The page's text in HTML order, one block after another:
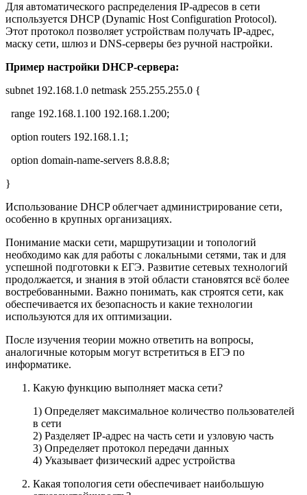
Для автоматического распределения IP-адресов в сети
используется DHCP (Dynamic Host Configuration Protocol).
Этот протокол позволяет устройствам получать IP-адрес,
маску сети, шлюз и DNS-серверы без ручной настройки.
Пример настройки DHCP-сервера:
subnet 192.168.1.0 netmask 255.255.255.0 {
range 192.168.1.100 192.168.1.200;
option routers 192.168.1.1;
option domain-name-servers 8.8.8.8;
}
Использование DHCP облегчает администрирование сети,
особенно в крупных организациях.
Понимание маски сети, маршрутизации и топологий
необходимо как для работы с локальными сетями, так и для
успешной подготовки к ЕГЭ. Развитие сетевых технологий
продолжается, и знания в этой области становятся всё более
востребованными. Важно понимать, как строятся сети, как
обеспечивается их безопасность и какие технологии
используются для их оптимизации.
После изучения теории можно ответить на вопросы,
аналогичные которым могут встретиться в ЕГЭ по
информатике.
Какую функцию выполняет маска сети?
1) Определяет максимальное количество пользователей
в сети
2) Разделяет IP-адрес на часть сети и узловую часть
3) Определяет протокол передачи данных
4) Указывает физический адрес устройства
Какая топология сети обеспечивает наибольшую